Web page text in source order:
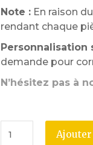
Note :En raison
rendant chaque
Personnalisation
demande pour
N’hésitez pas à